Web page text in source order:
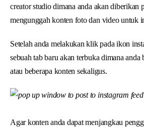
creator studio dimana anda akan diberikan
mengunggah konten foto dan video untuk
Setelah anda melakukan klik pada ikon
sebuah tab baru akan terbuka dimana anda
atau beberapa konten sekaligus.
Agar konten anda dapat menjangkau